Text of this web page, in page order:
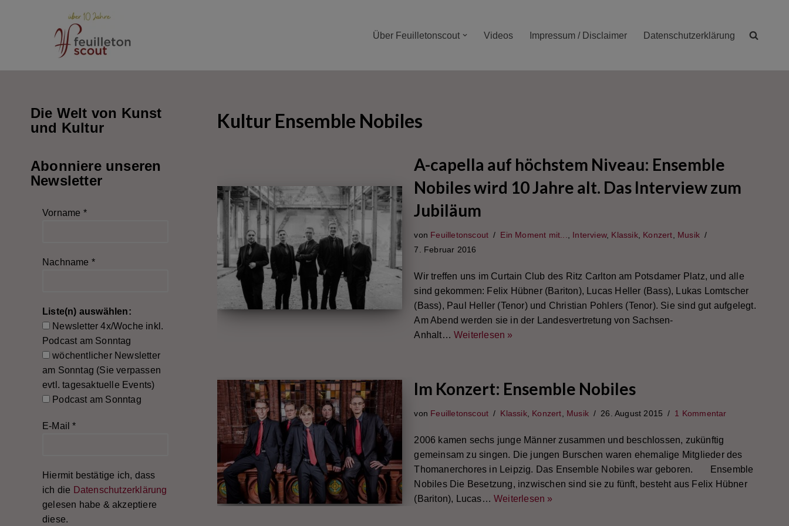
Über Feuilletonscout Videos Impressum / Disclaimer Datenschutzerklärung
Die Welt von Kunst
und Kultur
Abonniere unseren
Newsletter
Vorname *
Nachname *
Liste(n) auswählen:
Newsletter 4x/Woche inkl.
Podcast am Sonntag
wöchentlicher Newsletter
am Sonntag (Sie verpassen
evtl. tagesaktuelle Events)
Podcast am Sonntag
E-Mail*
Hiermit bestätige ich, dass
ich die Datenschutzerklärung
gelesen habe & akzeptiere
diese.
Kultur Ensemble Nobiles
A-capella auf höchstem Niveau: Ensemble
Nobiles wird 10 Jahre alt. Das Interview zum
Jubiläum
von Feuilletonscout Ein Moment mit... Interview, Klassik, Konzert
Musik
7. Februar 2016
Wir treffen uns im Curtain Club des Ritz Carlton am Potsdamer Platz, und alle
sind gekommen: Felix Hübner (Bariton), Lucas Heller (Bass), Lukas Lomtscher
(Bass), Paul Heller (Tenor) und Christian Pohlers (Tenor). Sie sind gut aufgelegt.
Am Abend werden sie in der Landesvertretung von Sachsen-
Anhalt… Weiterlesen »
Im Konzert: Ensemble Nobiles
von Feuilletonscout Klassik, Konzert Musik 26. August 2015 1 Kommentar
2006 kamen sechs junge Männer zusammen und beschlossen, zukünftig
gemeinsam zu singen. Die jungen Burschen waren ehemalige Mitglieder des
Thomanerchores in Leipzig. Das Ensemble Nobiles war geboren. Ensemble
Nobiles Die Besetzung, inzwischen sind sie zu fünft, besteht aus Felix Hübner
(Bariton), Lucas… Weiterlesen »